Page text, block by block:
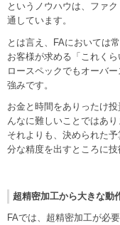
というノウハウは、ファ
通しています。
とは言え、FAにおいては
お客様が求める「これくら
ロースペックでもオーバ
強みです。
お金と時間をありったけ
んなに難しいことではあり
それよりも、決められた
分な精度を出すところに技
超精密加工から大きな動
FAでは、超精密加工が必